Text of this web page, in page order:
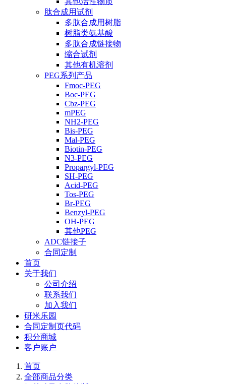
肽合成用试剂
多肽合成用树脂
树脂类氨基酸
多肽合成链接物
缩合试剂
其他有机溶剂
PEG系列产品
Fmoc-PEG
Boc-PEG
Cbz-PEG
mPEG
NH2-PEG
Bis-PEG
Mal-PEG
Biotin-PEG
N3-PEG
Propargyl-PEG
SH-PEG
Acid-PEG
Tos-PEG
Br-PEG
Benzyl-PEG
OH-PEG
其他PEG
ADC链接子
合同定制
首页
关于我们
公司介绍
联系我们
加入我们
研米乐园
合同定制页代码
积分商城
客户账户
首页
全部商品分类